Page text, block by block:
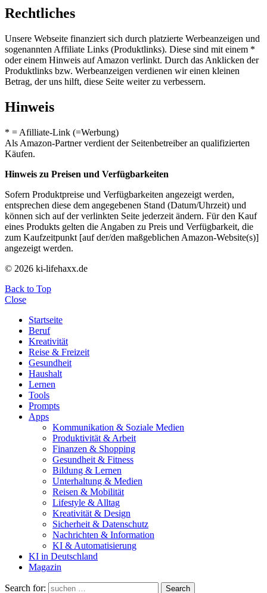
Rechtliches
Unsere Webseite finanziert sich durch platzierte Werbeanzeigen und
sogenannten Affiliate Links (Produktlinks). Diese sind mit einem *
oder einem Hinweis auf Amazon verlinkt. Durch das Anklicken der
Produktlinks bzw. Werbeanzeigen verdienen wir einen kleinen
Betrag, der uns hilft, diese Seite weiter zu verbessern.
Hinweis
* = Afilliate-Link (=Werbung)
Als Amazon-Partner verdient der Seitenbetreiber an qualifizierten
Käufen.
Hinweis zu Preisen und Verfügbarkeiten
Sofern Produktpreise und Verfügbarkeiten angezeigt werden,
entsprechen diese dem angegebenen Stand (Datum/Uhrzeit) und
können sich auf der verlinkten Seite jederzeit ändern. Für den Kauf
eines Produkts gelten die Angaben zu Preis und Verfügbarkeit, die
zum Kaufzeitpunkt [auf der/den maßgeblichen Amazon-Website(s)]
angezeigt werden.
© 2026 ki-lifehaxx.de
Back to Top
Close
Startseite
Beruf
Kreativität
Reise & Freizeit
Gesundheit
Haushalt
Lernen
Tools
Prompts
Apps
Kommunikation & Soziale Medien
Produktivität & Arbeit
Finanzen & Shopping
Gesundheit & Fitness
Bildung & Lernen
Unterhaltung & Medien
Reisen & Mobilität
Lifestyle & Alltag
Kreativität & Design
Sicherheit & Datenschutz
Nachrichten & Information
KI & Automatisierung
KI in Deutschland
Magazin
Search for: Search